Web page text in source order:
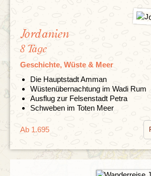
Jordanien
8 Tage
Geschichte, Wüste & Meer
Die Hauptstadt Amman
Wüstenübernachtung im Wadi Rum
Ausflug zur Felsenstadt Petra
Schweben im Toten Meer
Ab 1.695